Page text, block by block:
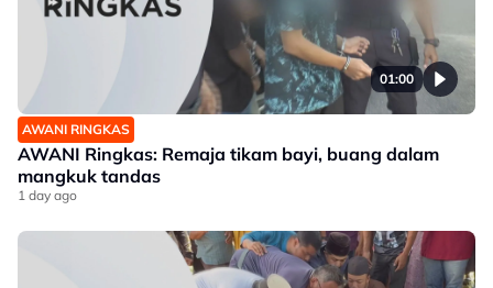
01:00
AWANI RINGKAS
AWANI Ringkas: Remaja tikam bayi, buang dalam
mangkuk tandas
1 day ago